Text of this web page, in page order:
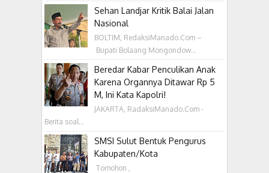
Sehan Landjar Kritik Balai Jalan
Nasional
BOLTIM, RedaksiManado.Com –
Bupati Bolaang Mongondow...
Beredar Kabar Penculikan Anak
Karena Organnya Ditawar Rp 5
M, Ini Kata Kapolri!
JAKARTA, RadaksiManado.Com -
Berita soal...
SMSI Sulut Bentuk Pengurus
Kabupaten/Kota
‎ Tomohon ,